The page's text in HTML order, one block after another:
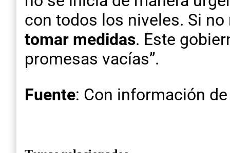
con todos los niveles. Si
tomar medidas. Este
promesas vacías”.
Fuente: Con información